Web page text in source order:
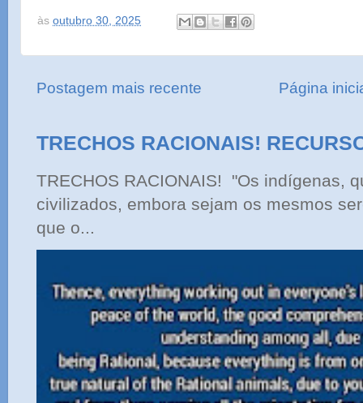
às outubro 30, 2025
Postagem mais recente Página
TRECHOS RACIONAIS!
TRECHOS RACIONAIS! "Os indígenas,
civilizados, embora sejam os mesmos
que o...